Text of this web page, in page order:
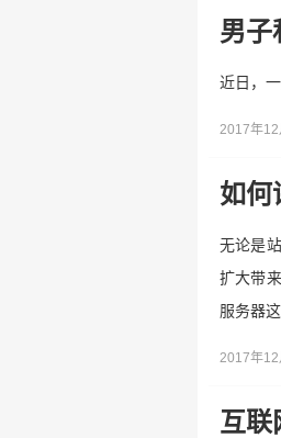
男子
近日，
2017年12
如何
无论是
扩大带
服务器
2017年12
互联